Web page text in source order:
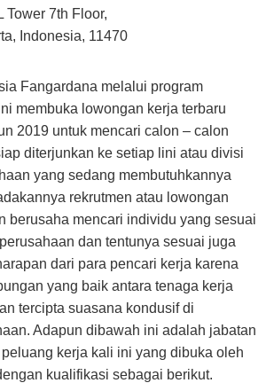
Tower 7th Floor,
Indonesia, 11470
Fangardana melalui program
membuka lowongan kerja terbaru
2019 untuk mencari calon – calon
diterjunkan ke setiap lini atau divisi
yang sedang membutuhkannya
rekrutmen atau lowongan
berusaha mencari individu yang sesuai
dan tentunya sesuai juga
dari para pencari kerja karena
yang baik antara tenaga kerja
tercipta suasana kondusif di
Adapun dibawah ini adalah jabatan
kerja kali ini yang dibuka oleh
kualifikasi sebagai berikut.